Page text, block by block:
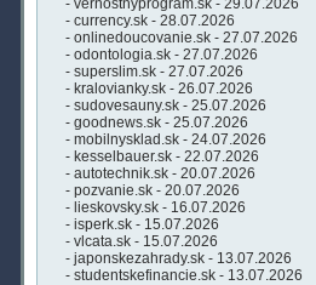
- vernostnyprogram.sk - 29.07.2026
- currency.sk - 28.07.2026
- onlinedoucovanie.sk - 27.07.2026
- odontologia.sk - 27.07.2026
- superslim.sk - 27.07.2026
- kralovianky.sk - 26.07.2026
- sudovesauny.sk - 25.07.2026
- goodnews.sk - 25.07.2026
- mobilnysklad.sk - 24.07.2026
- kesselbauer.sk - 22.07.2026
- autotechnik.sk - 20.07.2026
- pozvanie.sk - 20.07.2026
- lieskovsky.sk - 16.07.2026
- isperk.sk - 15.07.2026
- vlcata.sk - 15.07.2026
- japonskezahrady.sk - 13.07.2026
- studentskefinancie.sk - 13.07.2026